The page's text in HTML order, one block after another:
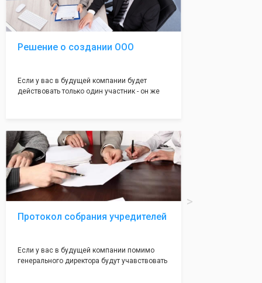
юристами, успешно проходит регистрацию в
налоговой инспекции!
Решение о создании ООО
Если у вас в будущей компании будет
действовать только один участник - он же
грамотно составят данное заявление, а Вам
нужно будет только поставить подпись на
нём!
Протокол собрания учредителей
Если у вас в будущей компании помимо
генерального директора будут учавствовать